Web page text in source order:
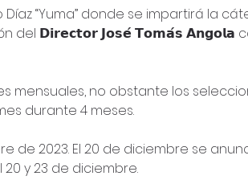
“Yuma” donde se impartirá la
del 𝗗𝗶𝗿𝗲𝗰𝘁𝗼𝗿 𝗝𝗼𝘀𝗲́ 𝗧𝗼𝗺𝗮́𝘀 𝗔𝗻𝗴𝗼𝗹𝗮
mensuales, no obstante los
durante 4 meses.
de 2023. El 20 de diciembre se
y 23 de diciembre.